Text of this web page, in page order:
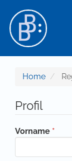
Hauptinhalt
Sidebar
Home
Profil
Vorname *